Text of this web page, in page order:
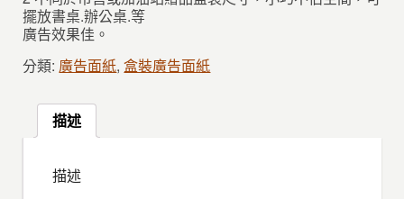
擺放書桌.辦公桌.等
廣告效果佳。
分類: 廣告面紙,盒裝廣告面紙
描述
描述